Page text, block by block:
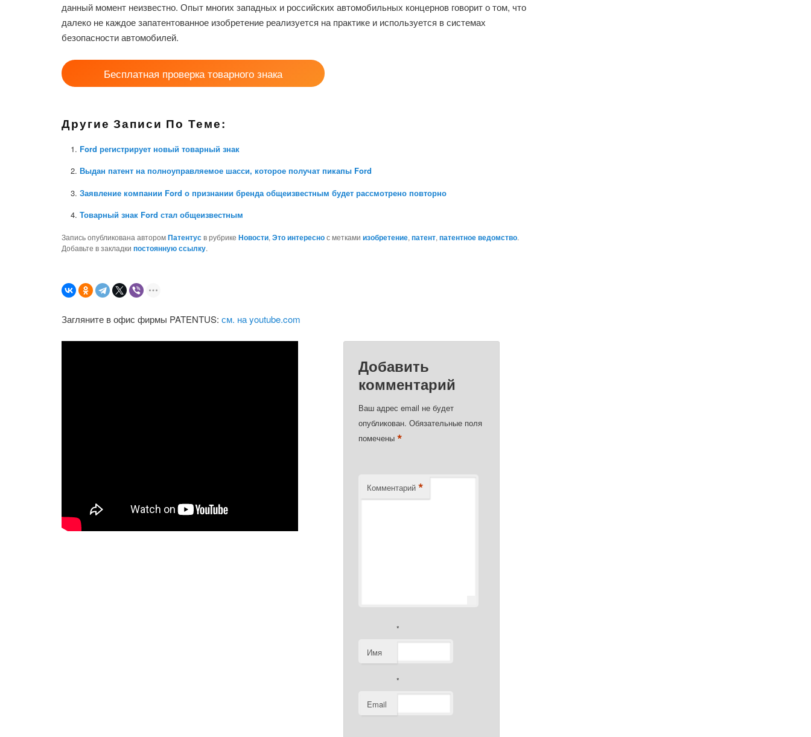
данный момент неизвестно. Опыт многих западных и российских автомобильных концернов говорит о том, что
далеко не каждое запатентованное изобретение реализуется на практике и используется в системах
безопасности автомобилей.
Бесплатная проверка товарного знака
Другие Записи По Теме:
Ford регистрирует новый товарный знак
Выдан патент на полноуправляемое шасси, которое получат пикапы Ford
Заявление компании Ford о признании бренда общеизвестным будет рассмотрено повторно
Товарный знак Ford стал общеизвестным
Запись опубликована авторомПатентусв рубрикеНовости,Это интереснос меткамиизобретение,патент,патентное ведомство.
Добавьте в закладкипостоянную ссылку.
Загляните в офис фирмы PATENTUS:см. на youtube.com
Добавить
комментарий
Ваш адрес email не будет
опубликован. Обязательные поля
помечены*
Комментарий *
Имя
*
Email
*